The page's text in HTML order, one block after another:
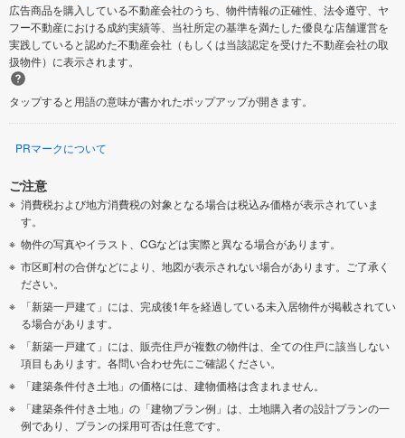
広告商品を購入している不動産会社のうち、物件情報の正確性、法令遵守、ヤ
フー不動産における成約実績等、当社所定の基準を満たした優良な店舗運営を
実践していると認めた不動産会社（もしくは当該認定を受けた不動産会社の取
扱物件）に表示されます。
タップすると用語の意味が書かれたポップアップが開きます。
PRマークについて
ご注意
消費税および地方消費税の対象となる場合は税込み価格が表示されていま
す。
物件の写真やイラスト、CGなどは実際と異なる場合があります。
市区町村の合併などにより、地図が表示されない場合があります。ご了承く
ださい。
「新築一戸建て」には、完成後1年を経過している未入居物件が掲載されてい
る場合があります。
「新築一戸建て」には、販売住戸が複数の物件は、全ての住戸に該当しない
項目もあります。各問い合わせ先にご確認ください。
「建築条件付き土地」の価格には、建物価格は含まれません。
「建築条件付き土地」の「建物プラン例」は、土地購入者の設計プランの一
例であり、プランの採用可否は任意です。